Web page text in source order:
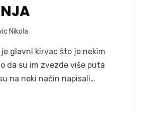
Nikola
načina
da
se
glavni kirvac što je nekim
da su im zvezde više puta
na neki način napisali…